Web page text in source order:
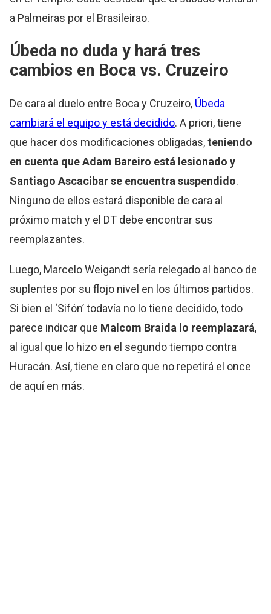
a Palmeiras por el Brasileirao.
Úbeda no duda y hará tres
cambios en Boca vs. Cruzeiro
De cara al duelo entre Boca y Cruzeiro, Úbeda
cambiará el equipo y está decidido. A priori, tiene
que hacer dos modificaciones obligadas,teniendo
en cuenta que Adam Bareiro está lesionado y
Santiago Ascacibar se encuentra suspendido.
Ninguno de ellos estará disponible de cara al
próximo match y el DT debe encontrar sus
reemplazantes.
Luego, Marcelo Weigandt sería relegado al banco de
suplentes por su flojo nivel en los últimos partidos.
Si bien el ‘Sifón’ todavía no lo tiene decidido, todo
parece indicar que Malcom Braida lo reemplazará,
al igual que lo hizo en el segundo tiempo contra
Huracán. Así, tiene en claro que no repetirá el once
de aquí en más.